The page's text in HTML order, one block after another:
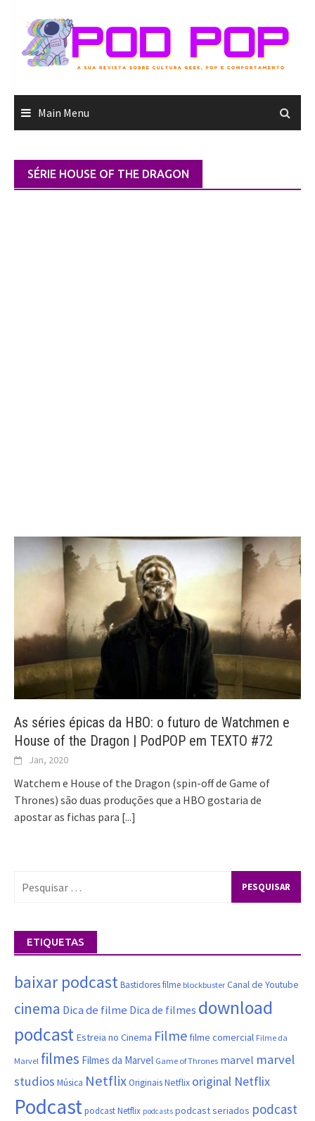
content
Main Menu
SÉRIE HOUSE OF THE DRAGON
As séries épicas da HBO: o futuro de Watchmen e
House of the Dragon | PodPOP em TEXTO #72
Jan, 2020
Watchem e House of the Dragon (spin-off de Game of
Thrones) são duas produções que a HBO gostaria de
apostar as fichas para [...]
ETIQUETAS
baixar podcastBastidores filme blockbuster Canal de Youtube
cinema Dica de filme Dica de filmes download
podcast Estreia no Cinema Filmefilme comercial Filme da
Marvel filmes Filmes da Marvel Game of Thrones marvel marvel
studios Música NetflixOriginais Netflix original Netflix
Podcastpodcast Netflix podcasts podcast seriados podcast